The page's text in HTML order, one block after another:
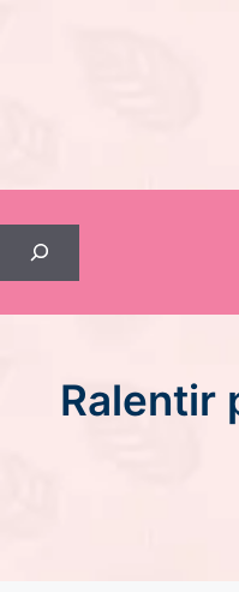
Ralentir